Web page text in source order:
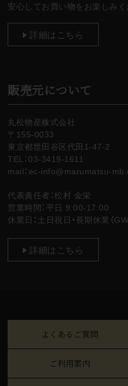
安心してお買い物をお楽しみく
詳細はこちら
販売元について
丸松物産株式会社
〒155-0033
東京都世田谷区代田1-47-2
TEL：03-3419-1611
mail：ec-info@marumatsu-
代表責任者：松村 金栄
営業時間：平日 9:00-17:00
休業日：土日祝日・長期休業（GW
詳細はこちら
よくあるご質問
ご利用案内